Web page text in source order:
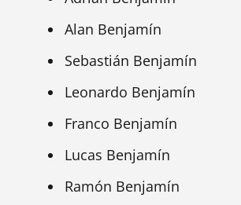
Alan Benjamín
Sebastián Benjamín
Leonardo Benjamín
Franco Benjamín
Lucas Benjamín
Ramón Benjamín